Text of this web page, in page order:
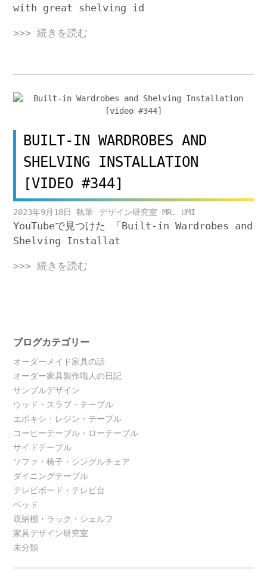
with great shelving id
>>> 続きを読む
BUILT-IN WARDROBES AND
SHELVING INSTALLATION
[VIDEO #344]
2023年9月18日 デザイン研究室 MR. UMI
YouTubeで見つけた 「Built-in Wardrobes and
Shelving Installat
>>> 続きを読む
ブログカテゴリー
オーダーメイド家具の話
オーダー家具製作職人の日記
サンプルデザイン
ウッド・スラブ・テーブル
エポキシ・レジン・テーブル
コーヒーテーブル・ローテーブル
サイドテーブル
ソファ・椅子・シングルチェア
ダイニングテーブル
テレビボード・テレビ台
ベッド
収納棚・ラック・シェルフ
家具デザイン研究室
未分類